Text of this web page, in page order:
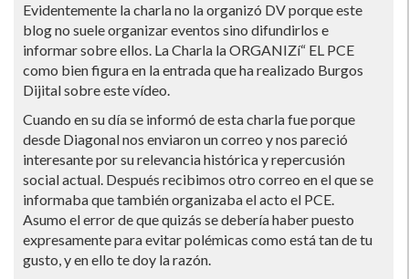
Evidentemente la charla no la organizó DV porque este
blog no suele organizar eventos sino difundirlos e
informar sobre ellos. La Charla la ORGANIZí“ EL PCE
como bien figura en la entrada que ha realizado Burgos
Dijital sobre este ví­deo.
Cuando en su dí­a se informó de esta charla fue porque
desde Diagonal nos enviaron un correo y nos pareció
interesante por su relevancia histórica y repercusión
social actual. Después recibimos otro correo en el que se
informaba que también organizaba el acto el PCE.
Asumo el error de que quizás se deberí­a haber puesto
expresamente para evitar polémicas como está tan de tu
gusto, y en ello te doy la razón.